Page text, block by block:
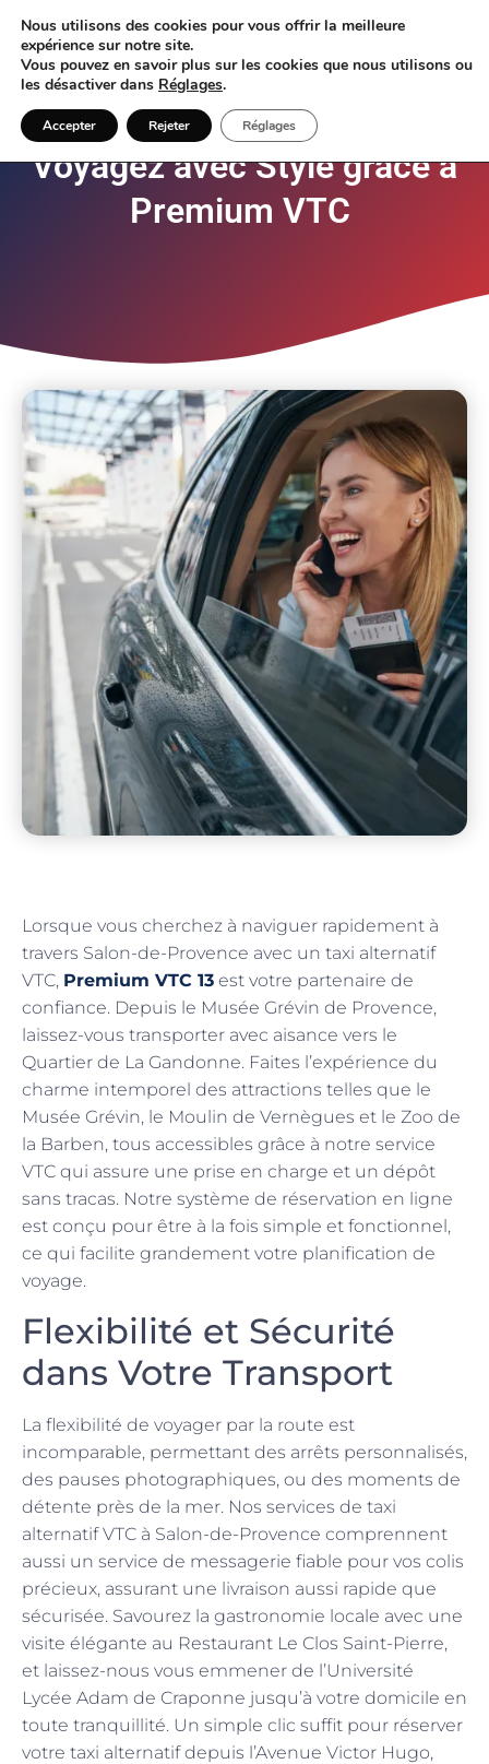
Voyagez avec Style grâce à
Premium VTC
Lorsque vous cherchez à naviguer rapidement à
travers Salon-de-Provence avec un taxi alternatif
VTC, Premium VTC 13 est votre partenaire de
confiance. Depuis le Musée Grévin de Provence,
laissez-vous transporter avec aisance vers le
Quartier de La Gandonne. Faites l’expérience du
charme intemporel des attractions telles que le
Musée Grévin, le Moulin de Vernègues et le Zoo de
la Barben, tous accessibles grâce à notre service
VTC qui assure une prise en charge et un dépôt
sans tracas. Notre système de réservation en ligne
est conçu pour être à la fois simple et fonctionnel,
ce qui facilite grandement votre planification de
voyage.
Flexibilité et Sécurité
dans Votre Transport
La flexibilité de voyager par la route est
incomparable, permettant des arrêts personnalisés,
des pauses photographiques, ou des moments de
détente près de la mer. Nos services de taxi
alternatif VTC à Salon-de-Provence comprennent
aussi un service de messagerie fiable pour vos colis
précieux, assurant une livraison aussi rapide que
sécurisée. Savourez la gastronomie locale avec une
visite élégante au Restaurant Le Clos Saint-Pierre,
et laissez-nous vous emmener de l’Université
Lycée Adam de Craponne jusqu’à votre domicile en
toute tranquillité. Un simple clic suffit pour réserver
votre taxi alternatif depuis l’Avenue Victor Hugo,
Nous utilisons des cookies pour vous offrir la meilleure
expérience sur notre site.
Vous pouvez en savoir plus sur les cookies que nous utilisons ou
les désactiver dans Réglages.
Accepter Rejeter Réglages